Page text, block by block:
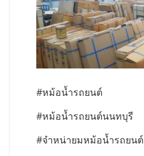
#หม้อน้ำรถยนต์
#หม้อน้ำรถยนต์นนทบุรี
#จำหน่ายมหม้อน้ำรถยนต์